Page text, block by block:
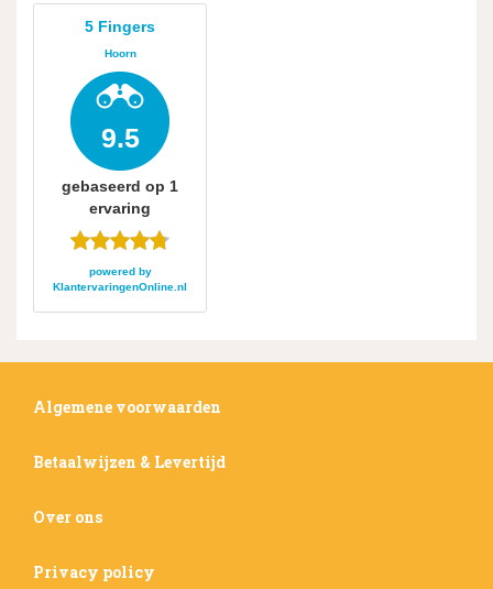
5 Fingers
Hoorn
9.5
gebaseerd op 1
ervaring
powered by
KlantervaringenOnline.nl
Algemene voorwaarden
Betaalwijzen & Levertijd
Over ons
Privacy policy